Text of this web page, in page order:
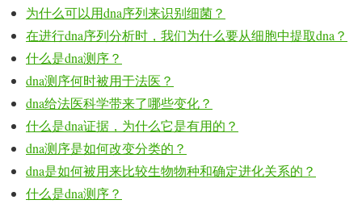
为什么可以用dna序列来识别细菌？
在进行dna序列分析时，我们为什么要从细胞中提取dna？
什么是dna测序？
dna测序何时被用于法医？
dna给法医科学带来了哪些变化？
什么是dna证据，为什么它是有用的？
dna测序是如何改变分类的？
dna是如何被用来比较生物物种和确定进化关系的？
什么是dna测序？